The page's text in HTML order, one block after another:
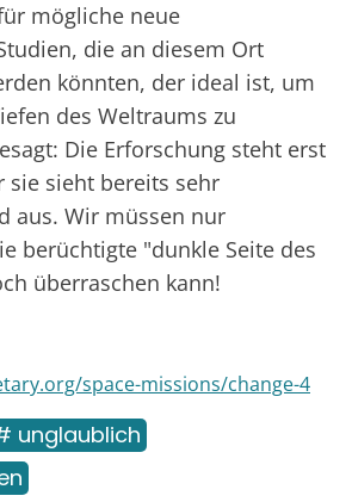
mögliche neue
die an diesem Ort
könnten, der ideal ist, um
des Weltraums zu
Die Erforschung steht erst
sie sieht bereits sehr
aus. Wir müssen nur
berüchtigte "dunkle Seite des
überraschen kann!
space-missions/change-4
unglaublich